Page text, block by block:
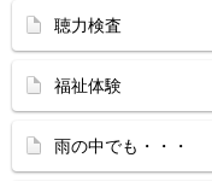
聴力検査
福祉体験
雨の中でも・・・